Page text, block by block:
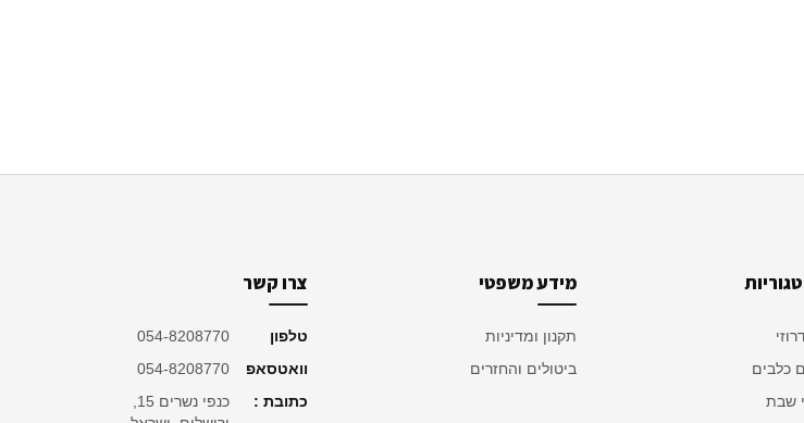
כלבים
שבת
מידע משפטי
תקנון ומדיניות
ביטולים והחזרים
צרו קשר
טלפון
054-8208770
וואטסאפ
054-8208770
כתובת :